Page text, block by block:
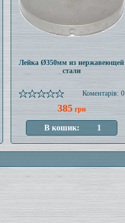
Лейка Ø350мм из нержавеющей
стали
Коментарів: 0
385грн